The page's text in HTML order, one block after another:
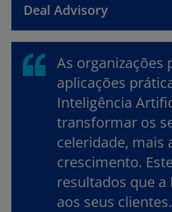
Deal Advisory
As organizações
aplicações
Inteligência
transformar os
celeridade, mais
crescimento.
resultados que a
aos seus clientes.